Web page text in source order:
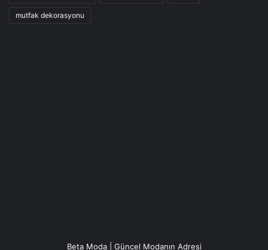
mutfak dekorasyonu
Beta Moda | Güncel Modanın Adresi